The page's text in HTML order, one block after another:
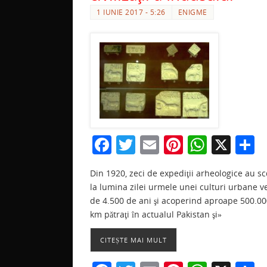
1 IUNIE 2017 - 5:26 ENIGME
F
a
c
e
b
o
o
T
w
itt
er
E
ai
l
Pi
nt
er
e
st
W
at
s
A
p
X
Din 1920, zeci de expediţii arheologice au
la lumina zilei urmele unei culturi urbane
de 4.500 de ani şi acoperind aproape
km pătraţi în actualul Pakistan şi»
CITEȘTE MAI MULT